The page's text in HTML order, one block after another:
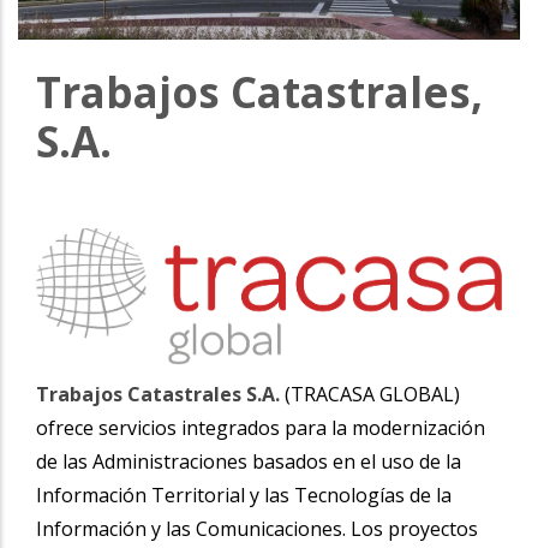
la
navegación
Trabajos Catastrales,
S.A.
Trabajos Catastrales S.A.(TRACASA GLOBAL)
ofrece servicios integrados para la modernización
de las Administraciones basados en el uso de la
Información Territorial y las Tecnologías de la
Información y las Comunicaciones. Los proyectos